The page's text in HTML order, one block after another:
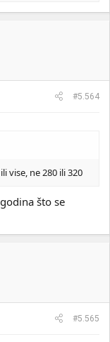
#5.564
vise, ne 280 ili 320
što se
#5.565